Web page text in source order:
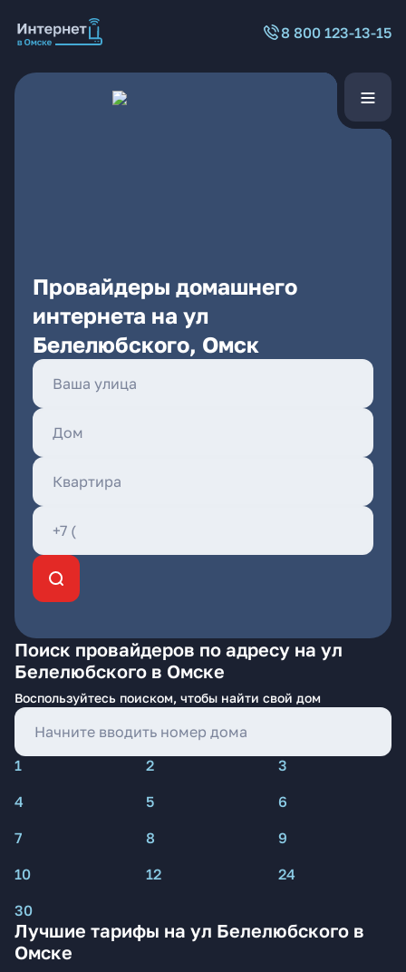
8 800 123-13-15
Провайдеры домашнего
интернета на ул
Белелюбского, Омск
Поиск провайдеров по адресу на ул
Белелюбского в Омске
Воспользуйтесь поиском, чтобы найти свой дом
1 2
3
4
5
6
7
8
9
10
12
24
30
Лучшие тарифы на ул Белелюбского в
Омске